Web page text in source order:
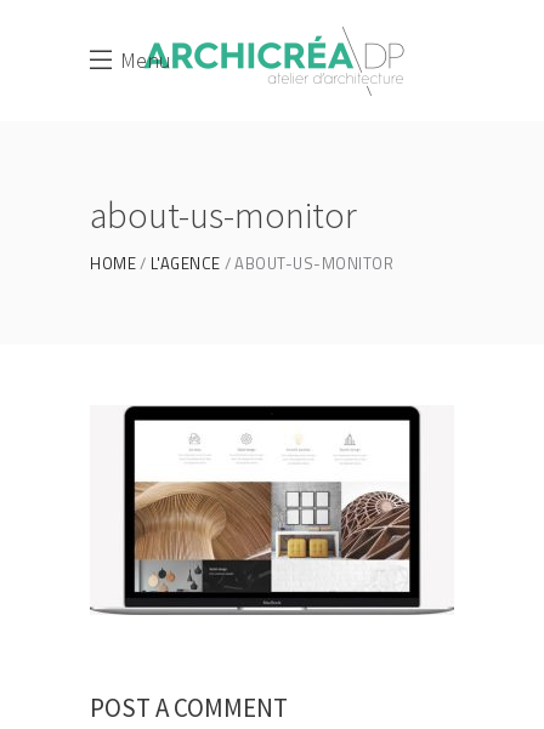
Menu
about-us-monitor
HOME L'AGENCE ABOUT-US-MONITOR
POST A COMMENT